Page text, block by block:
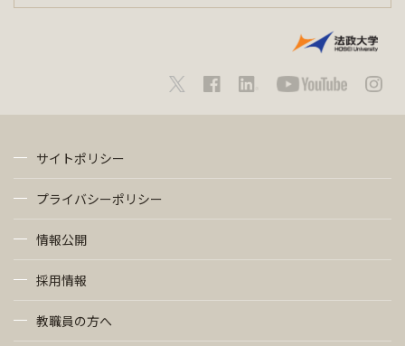
サイトポリシー
プライバシーポリシー
情報公開
採用情報
教職員の方へ